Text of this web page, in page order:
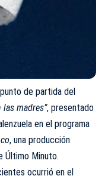
de partida del
las madres”, presentado
en el programa
, una producción
Último Minuto.
ocurrió en el